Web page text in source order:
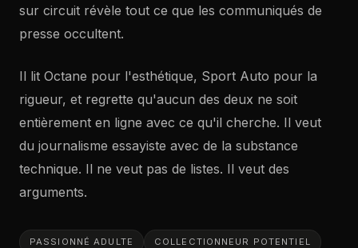
sur circuit révèle tout ce que les communiqués de
presse occultent.
Il lit Octane pour l'esthétique, Sport Auto pour la
rigueur, et regrette qu'aucun des deux ne soit
entièrement en ligne avec ce qu'il cherche. Il veut
du journalisme essayiste avec de la substance
technique. Il ne veut pas de listes. Il veut des
arguments.
PASSIONNÉ ADULTE COLLECTIONNEUR POTENTIEL